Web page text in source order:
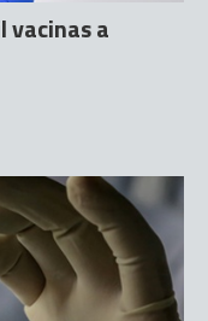
vacinas a